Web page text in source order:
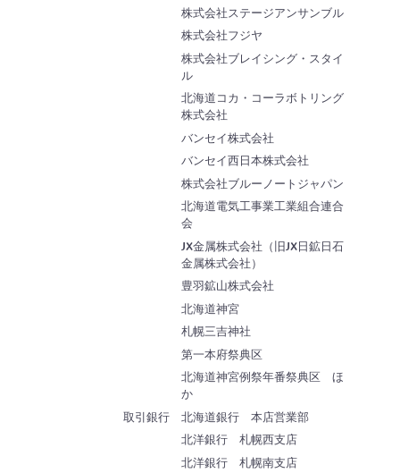
株式会社ステージアンサンブル
株式会社フジヤ
株式会社ブレイシング・スタイ
ル
北海道コカ・コーラボトリング
株式会社
バンセイ株式会社
バンセイ西日本株式会社
株式会社ブルーノートジャパン
北海道電気工事業工業組合連合
会
JX金属株式会社（旧JX日鉱日石
金属株式会社）
豊羽鉱山株式会社
北海道神宮
札幌三吉神社
第一本府祭典区
北海道神宮例祭年番祭典区 ほ
か
取引銀行
北海道銀行 本店営業部
北洋銀行 札幌西支店
北洋銀行 札幌南支店